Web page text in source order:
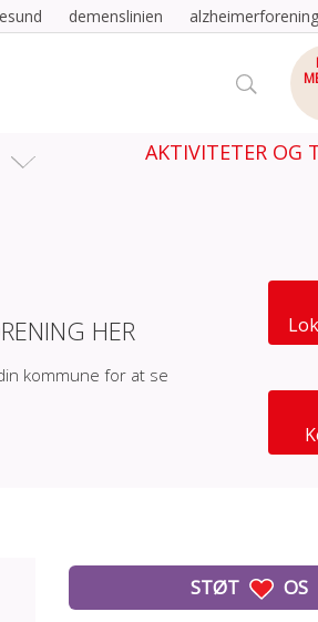
demenslinien
AKTIVITETER OG
HER
kommune for at se
STØT OS